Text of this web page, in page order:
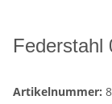
Federstahl
Artikelnummer: